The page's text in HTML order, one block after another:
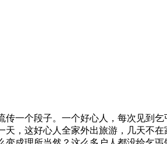
一个段子。一个好心人，每次见到
，这好心人全家外出旅游，几天不